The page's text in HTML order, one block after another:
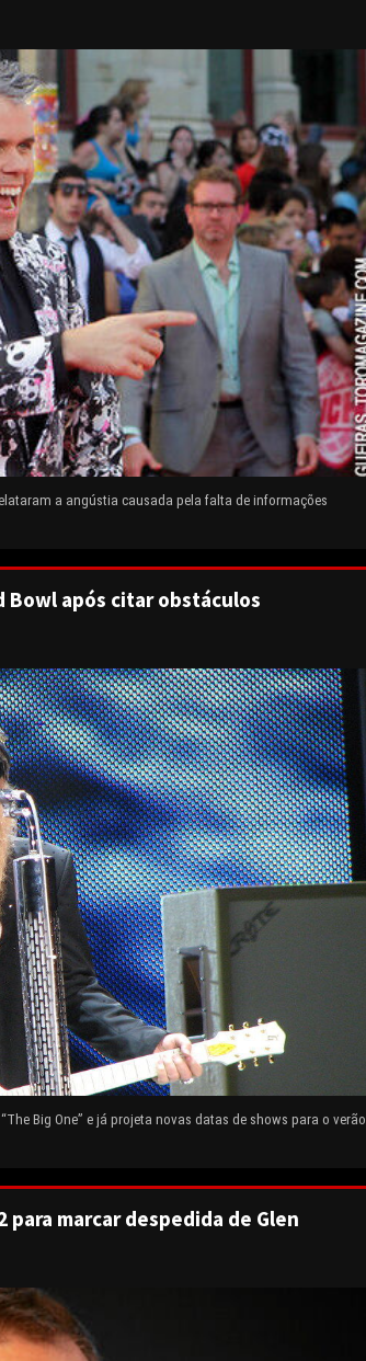
a angústia causada pela falta de informações
Bowl após citar obstáculos
Big One” e já projeta novas datas de shows para o verão
para marcar despedida de Glen